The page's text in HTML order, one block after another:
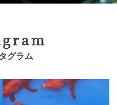
グラム